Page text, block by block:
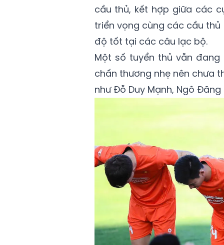
cầu thủ, kết hợp giữa các
triển vọng cùng các cầu
độ tốt tại các câu lạc bộ.
Một số tuyển thủ vẫn
chấn thương nhẹ nên chưa
như Đỗ Duy Mạnh, Ngô